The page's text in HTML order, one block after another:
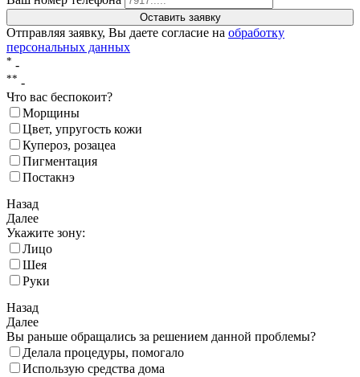
Отправляя заявку, Вы даете согласие на обработку
персональных данных
* -
** -
Что вас беспокоит?
Морщины
Цвет, упругость кожи
Купероз, розацеа
Пигментация
Постакнэ
Назад
Далее
Укажите зону:
Лицо
Шея
Руки
Назад
Далее
Вы раньше обращались за решением данной проблемы?
Делала процедуры, помогало
Использую средства дома